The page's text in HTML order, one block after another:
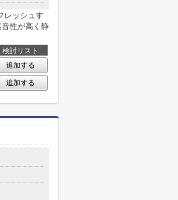
レッシュす
性が高く静
検討リスト
追加する
追加する